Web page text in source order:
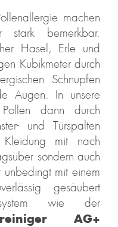
machen
bemerkbar.
Hasel, Erle und
Kubikmeter durch
Schnupfen
Augen. In unsere
dann durch
und Türspalten
mit nach
sondern auch
unbedingt mit einem
gesäubert
wie der
AG+